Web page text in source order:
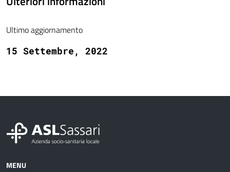
Ultimo aggiornamento
15 Settembre, 2022
MENU